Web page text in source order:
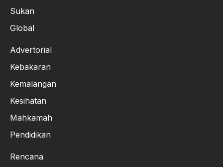
Sukan
Global
Advertorial
Kebakaran
Kemalangan
Kesihatan
Mahkamah
Pendidikan
Rencana